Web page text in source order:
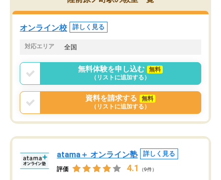
オンライン校 詳しく見る
対応エリア 全国
無料体験を申し込む
無料
（リストに追加する）
資料を請求する
無料
（リストに追加する）
atama＋ オンライン塾 詳しく見る
評価 4.1 （9件）